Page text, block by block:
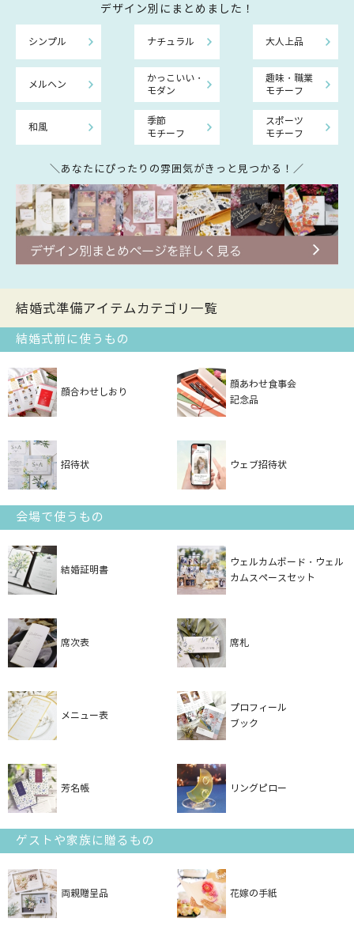
デザイン別にまとめました！
シンプル ナチュラル 大人上品
メルヘン
かっこいい・
モダン
趣味・職業
モチーフ
和風
季節
モチーフ
スポーツ
モチーフ
＼あなたにぴったりの雰囲気がきっと見つかる！／
結婚式準備アイテムカテゴリ一覧
結婚式前に使うもの
顔合わせしおり
顔あわせ食事会
記念品
招待状 ウェブ招待状
会場で使うもの
結婚証明書
ウェルカムボード・ウェル
カムスペースセット
席次表 席札
メニュー表
プロフィール
ブック
芳名帳 リングピロー
ゲストや家族に贈るもの
両親贈呈品 花嫁の手紙